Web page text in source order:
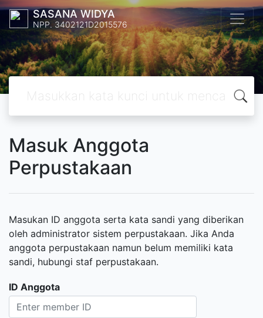
SASANA WIDYA
NPP. 3402121D2015576
Masuk Anggota
Perpustakaan
Masukan ID anggota serta kata sandi yang diberikan
oleh administrator sistem perpustakaan. Jika Anda
anggota perpustakaan namun belum memiliki kata
sandi, hubungi staf perpustakaan.
ID Anggota